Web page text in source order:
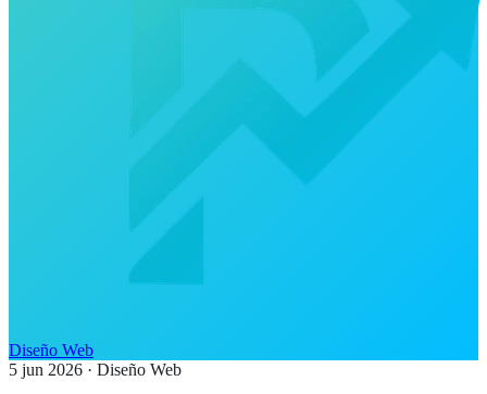
Diseño Web
5 jun 2026 · Diseño Web